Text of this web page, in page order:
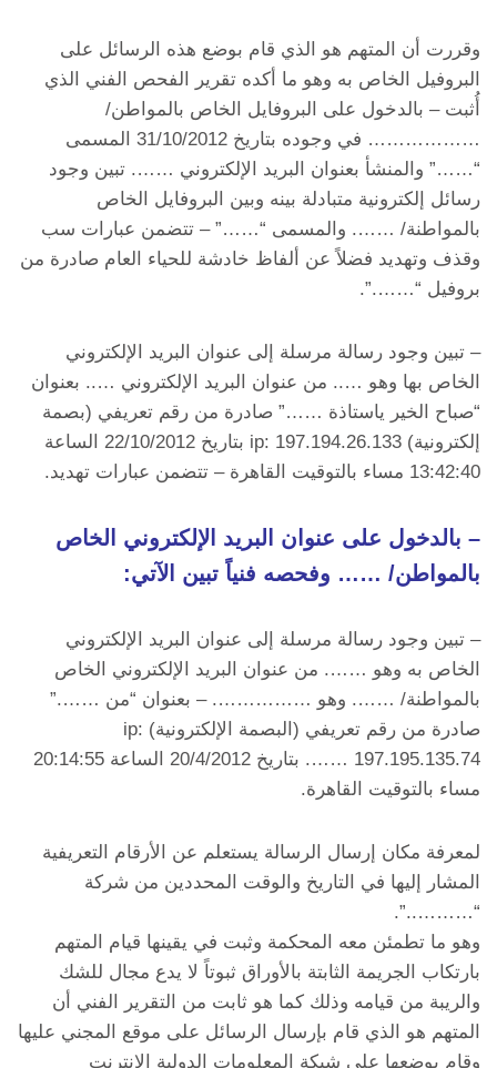
وقررت أن المتهم هو الذي قام بوضع هذه الرسائل على
البروفيل الخاص به وهو ما أكده تقرير الفحص الفني الذي
أُثبت – بالدخول على البروفايل الخاص بالمواطن/
……………… في وجوده بتاريخ 31/10/2012 المسمى
“……” والمنشأ بعنوان البريد الإلكتروني ……. تبين وجود
رسائل إلكترونية متبادلة بينه وبين البروفايل الخاص
بالمواطنة/ ……. والمسمى “……” – تتضمن عبارات سب
وقذف وتهديد فضلاً عن ألفاظ خادشة للحياء العام صادرة من
بروفيل “…….”.
– تبين وجود رسالة مرسلة إلى عنوان البريد الإلكتروني
الخاص بها وهو ….. من عنوان البريد الإلكتروني ….. بعنوان
“صباح الخير ياستاذة ……” صادرة من رقم تعريفي (بصمة
إلكترونية) ip: 197.194.26.133 بتاريخ 22/10/2012 الساعة
13:42:40 مساء بالتوقيت القاهرة – تتضمن عبارات تهديد.
– بالدخول على عنوان البريد الإلكتروني الخاص
بالمواطن/ …… وفحصه فنياً تبين الآتي:
– تبين وجود رسالة مرسلة إلى عنوان البريد الإلكتروني
الخاص به وهو ……. من عنوان البريد الإلكتروني الخاص
بالمواطنة/ ……. وهو ……………. – بعنوان “من …….”
صادرة من رقم تعريفي (البصمة الإلكترونية) ip:
197.195.135.74 ……. بتاريخ 20/4/2012 الساعة 20:14:55
مساء بالتوقيت القاهرة.
لمعرفة مكان إرسال الرسالة يستعلم عن الأرقام التعريفية
المشار إليها في التاريخ والوقت المحددين من شركة
“………..”.
وهو ما تطمئن معه المحكمة وثبت في يقينها قيام المتهم
بارتكاب الجريمة الثابتة بالأوراق ثبوتاً لا يدع مجال للشك
والريبة من قيامه وذلك كما هو ثابت من التقرير الفني أن
المتهم هو الذي قام بإرسال الرسائل على موقع المجني عليها
وقام بوضعها على شبكة المعلومات الدولية الانترنت